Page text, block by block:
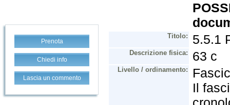
Prenota
Chiedi info
Lascia un commento